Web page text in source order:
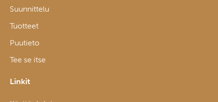
Suunnittelu
Tuotteet
Puutieto
Tee se itse
Linkit